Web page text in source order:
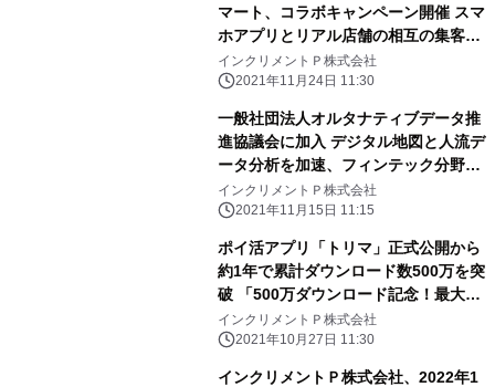
マート、コラボキャンペーン開催 スマ
ホアプリとリアル店舗の相互の集客課
題解決に向けた取り組み
インクリメントＰ株式会社
2021年11月24日 11:30
一般社団法人オルタナティブデータ推
進協議会に加入 デジタル地図と人流デ
ータ分析を加速、フィンテック分野へ
の対応強化を目指す
インクリメントＰ株式会社
2021年11月15日 11:15
ポイ活アプリ「トリマ」正式公開から
約1年で累計ダウンロード数500万を突
破 「500万ダウンロード記念！最大
500万マイルが当たるWチャンスキャ
ンペーン」開催
インクリメントＰ株式会社
2021年10月27日 11:30
インクリメントＰ株式会社、2022年1